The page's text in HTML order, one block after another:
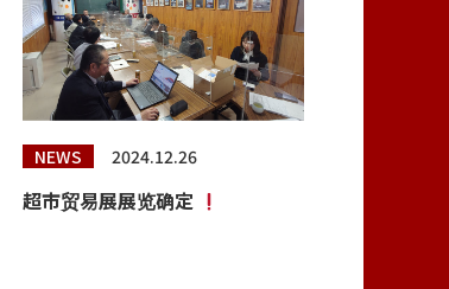
NEWS 2024.12.26
超市贸易展展览确定